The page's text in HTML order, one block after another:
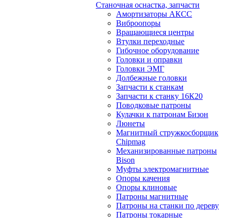
Станочная оснастка, запчасти
Амортизаторы АКСС
Виброопоры
Вращающиеся центры
Втулки переходные
Гибочное оборудование
Головки и оправки
Головки ЭМГ
Долбежные головки
Запчасти к станкам
Запчасти к станку 16К20
Поводковые патроны
Кулачки к патронам Бизон
Люнеты
Магнитный стружкосборщик
Chipmag
Механизированные патроны
Bison
Муфты электромагнитные
Опоры качения
Опоры клиновые
Патроны магнитные
Патроны на станки по дереву
Патроны токарные